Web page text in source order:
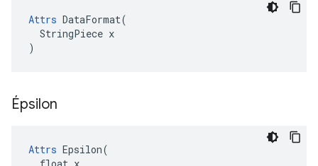
Attrs DataFormat(
  StringPiece x
)
Épsilon
Attrs Epsilon(